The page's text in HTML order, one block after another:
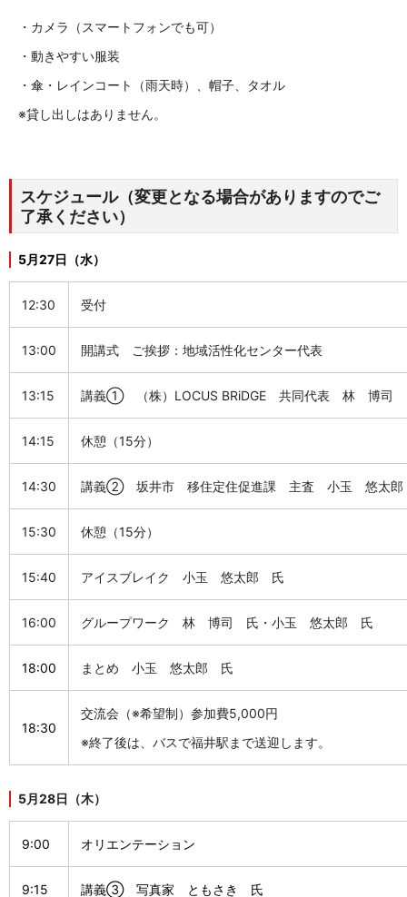
・カメラ（スマートフォンでも可）
・動きやすい服装
・傘・レインコート（雨天時）、帽子、タオル
※貸し出しはありません。
スケジュール（変更となる場合がありますのでご
了承ください）
5月27日（水）
12:30 受付
13:00 開講式 ご挨拶：地域活性化センター代表
13:15 講義① （株）LOCUS BRiDGE 共同代表 林 博司
14:15 休憩（15分）
14:30 講義② 坂井市 移住定住促進課 主査 小玉 悠太
15:30 休憩（15分）
15:40 アイスブレイク 小玉 悠太郎 氏
16:00 グループワーク 林 博司 氏・小玉 悠太郎 氏
18:00 まとめ 小玉 悠太郎 氏
18:30
交流会（※希望制）参加費5,000円
※終了後は、バスで福井駅まで送迎します。
5月28日（木）
9:00 オリエンテーション
9:15 講義③ 写真家 ともさき 氏